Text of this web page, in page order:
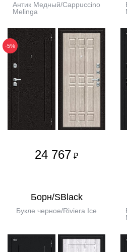
Антик Медный/Cappuccino
Melinga
-5%
24 767 ₽
Борн/SBlack
Букле черное/Riviera Ice